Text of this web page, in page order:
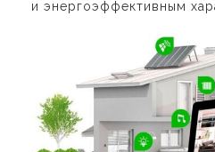
и энергоэффективным